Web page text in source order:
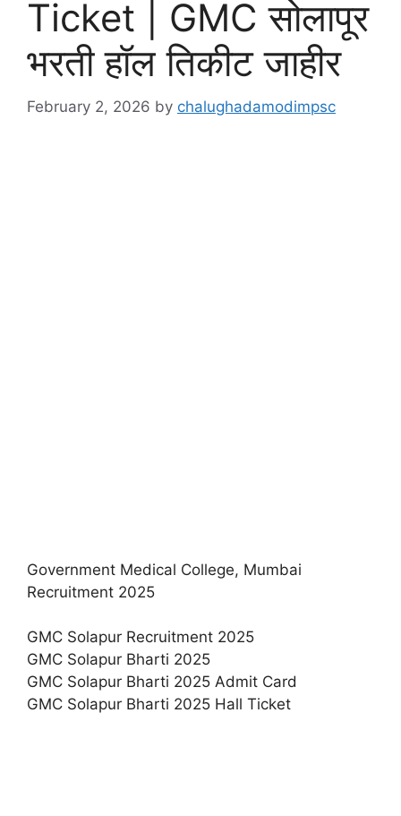
Ticket | GMC सोलापूर
भरती हॉल तिकीट जाहीर
February 2, 2026 by chalughadamodimpsc
Government Medical College, Mumbai
Recruitment 2025
GMC Solapur Recruitment 2025
GMC Solapur Bharti 2025
GMC Solapur Bharti 2025 Admit Card
GMC Solapur Bharti 2025 Hall Ticket